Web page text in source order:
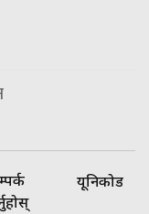
यूनिकोड